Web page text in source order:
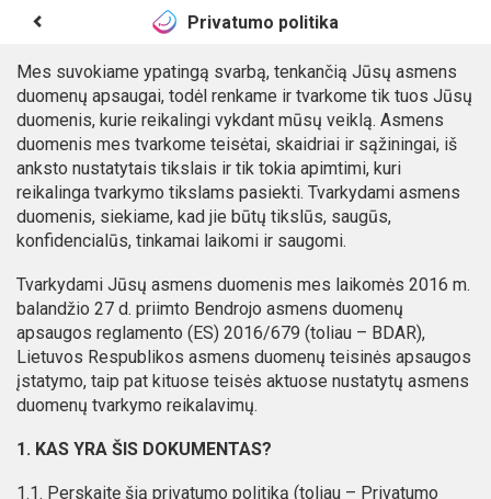
Privatumo politika
Mes suvokiame ypatingą svarbą, tenkančią Jūsų asmens
duomenų apsaugai, todėl renkame ir tvarkome tik tuos Jūsų
duomenis, kurie reikalingi vykdant mūsų veiklą. Asmens
duomenis mes tvarkome teisėtai, skaidriai ir sąžiningai, iš
anksto nustatytais tikslais ir tik tokia apimtimi, kuri
reikalinga tvarkymo tikslams pasiekti. Tvarkydami asmens
duomenis, siekiame, kad jie būtų tikslūs, saugūs,
konfidencialūs, tinkamai laikomi ir saugomi.
Tvarkydami Jūsų asmens duomenis mes laikomės 2016 m.
balandžio 27 d. priimto Bendrojo asmens duomenų
apsaugos reglamento (ES) 2016/679 (toliau – BDAR),
Lietuvos Respublikos asmens duomenų teisinės apsaugos
įstatymo, taip pat kituose teisės aktuose nustatytų asmens
duomenų tvarkymo reikalavimų.
1. KAS YRA ŠIS DOKUMENTAS?
1.1. Perskaitę šią privatumo politiką (toliau – Privatumo